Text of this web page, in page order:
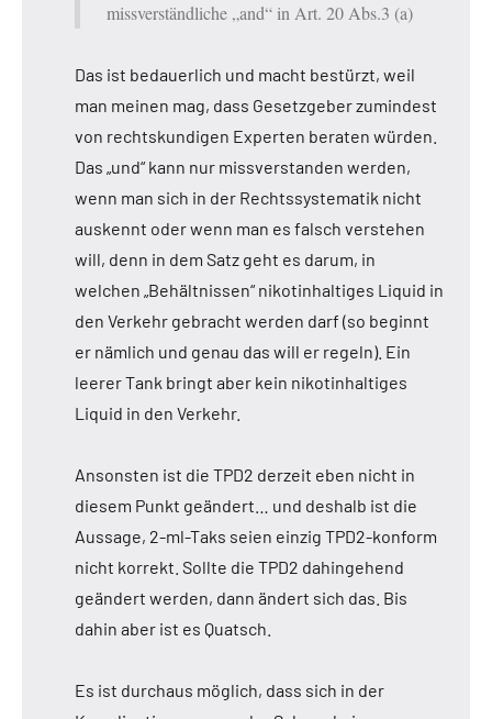
missverständliche „and“ in Art. 20 Abs.3 (a)
Das ist bedauerlich und macht bestürzt, weil
man meinen mag, dass Gesetzgeber zumindest
von rechtskundigen Experten beraten würden.
Das „und“ kann nur missverstanden werden,
wenn man sich in der Rechtssystematik nicht
auskennt oder wenn man es falsch verstehen
will, denn in dem Satz geht es darum, in
welchen „Behältnissen“ nikotinhaltiges Liquid in
den Verkehr gebracht werden darf (so beginnt
er nämlich und genau das will er regeln). Ein
leerer Tank bringt aber kein nikotinhaltiges
Liquid in den Verkehr.
Ansonsten ist die TPD2 derzeit eben nicht in
diesem Punkt geändert… und deshalb ist die
Aussage, 2-ml-Taks seien einzig TPD2-konform
nicht korrekt. Sollte die TPD2 dahingehend
geändert werden, dann ändert sich das. Bis
dahin aber ist es Quatsch.
Es ist durchaus möglich, dass sich in der